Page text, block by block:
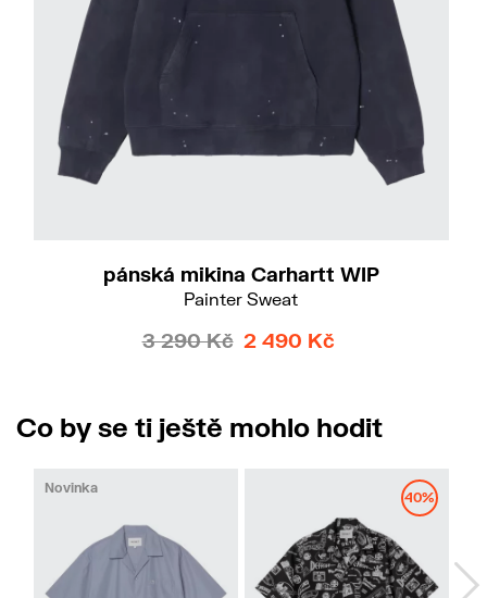
pánská mikina Carhartt WIP
Painter Sweat
3 290 Kč 2 490 Kč
Co by se ti ještě mohlo hodit
Novinka
40%